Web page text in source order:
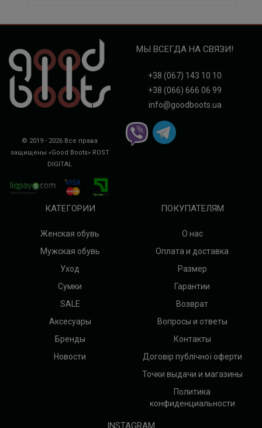
© 2019 - 2026 Все права
защищены «Good Boots» ROST
DIGITAL
МЫ ВСЕГДА НА СВЯЗИ!
+38 (067) 143 10 10
+38 (066) 666 06 99
info@goodboots.ua
КАТЕГОРИИ
Женская обувь
Мужская обувь
Уход
Сумки
SALE
Аксесуары
Бренды
Новости
ПОКУПАТЕЛЯМ
О нас
Оплата и доставка
Размер
Гарантии
Возврат
Вопросы и ответы
Контакты
Договір публічної оферти
Точки выдачи и магазины
Политика
конфиденциальности
INSTAGRAM